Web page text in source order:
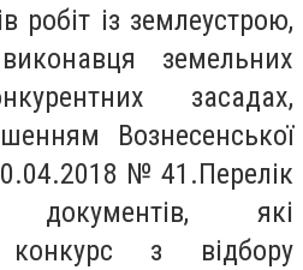
робіт із землеустрою,
земельних
засадах,
Вознесенської
№ 41.Перелік
документів, які
з відбору